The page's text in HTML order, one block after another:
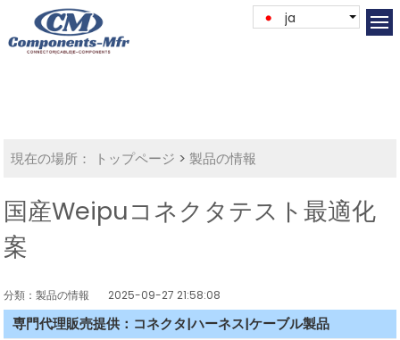
ja
現在の場所： トップページ >製品の情報
国産Weipuコネクタテスト最適化
案
分類：製品の情報 2025-09-27 21:58:08
専門代理販売提供：コネクタ|ハーネス|ケーブル製品